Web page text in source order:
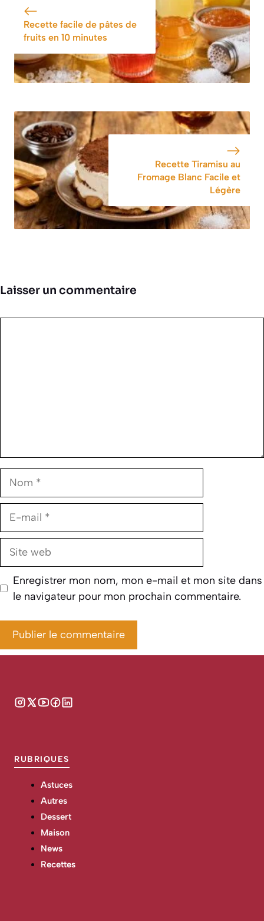
Recette facile de pâtes de
fruits en 10 minutes
Recette Tiramisu au
Fromage Blanc Facile et
Légère
Laisser un commentaire
Nom
E-
Site
Enregistrer mon nom, mon e-mail et mon site dans
le navigateur pour mon prochain commentaire.
RUBRIQUES
Astuces
Autres
Dessert
Maison
News
Recettes